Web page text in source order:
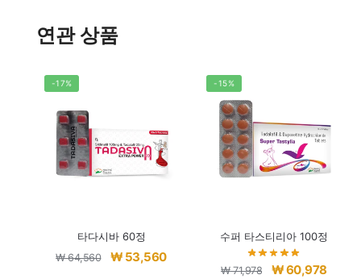
연관 상품
-17%
타다시바 60정
₩64,560
원
₩ 53,560현
-15%
수퍼 타스티리아 100정
₩71,978
원
₩60,978현